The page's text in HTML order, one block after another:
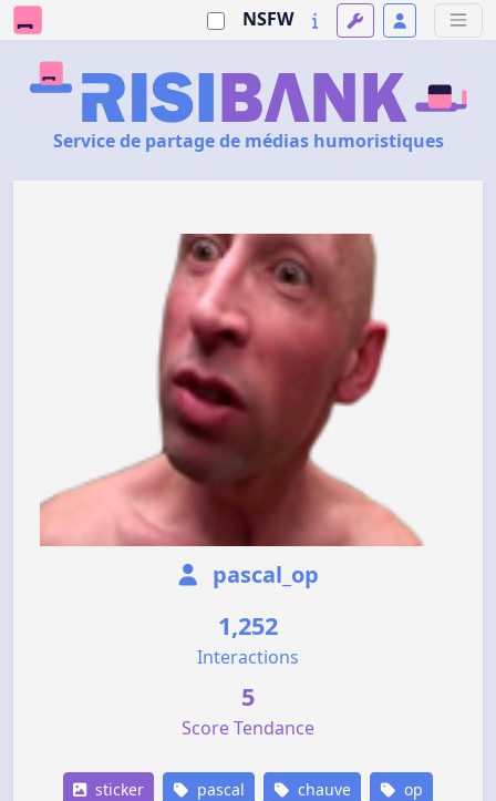
NSFW
Service de partage de médias humoristiques
pascal_op
1,252
Interactions
5
Score Tendance
sticker pascal chauve op